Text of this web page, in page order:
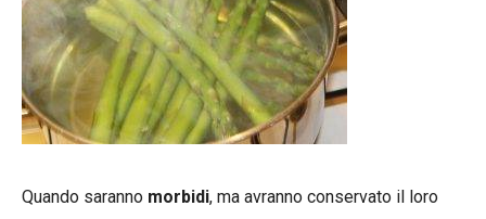
Quando saranno morbidi, ma avranno conservato il loro